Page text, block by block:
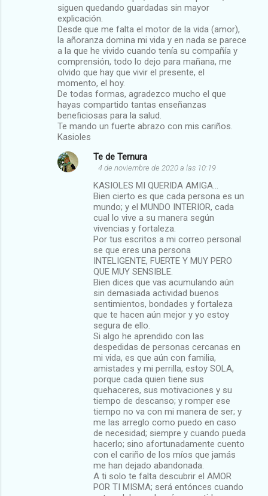
siguen quedando guardadas sin mayor
explicación.
Desde que me falta el motor de la vida (amor),
la añoranza domina mi vida y en nada se parece
a la que he vivido cuando tenía su compañía y
comprensión, todo lo dejo para mañana, me
olvido que hay que vivir el presente, el
momento, el hoy.
De todas formas, agradezco mucho el que
hayas compartido tantas enseñanzas
beneficiosas para la salud.
Te mando un fuerte abrazo con mis cariños.
Kasioles
Te de Ternura
4 de noviembre de 2020 a las 10:19
KASIOLES MI QUERIDA AMIGA...
Bien cierto es que cada persona es un
mundo; y el MUNDO INTERIOR, cada
cual lo vive a su manera según
vivencias y fortaleza.
Por tus escritos a mi correo personal
se que eres una persona
INTELIGENTE, FUERTE Y MUY PERO
QUE MUY SENSIBLE.
Bien dices que vas acumulando aún
sin demasiada actividad buenos
sentimientos, bondades y fortaleza
que te hacen aún mejor y yo estoy
segura de ello.
Si algo he aprendido con las
despedidas de personas cercanas en
mi vida, es que aún con familia,
amistades y mi perrilla, estoy SOLA,
porque cada quien tiene sus
quehaceres, sus motivaciones y su
tiempo de descanso; y romper ese
tiempo no va con mi manera de ser; y
me las arreglo como puedo en caso
de necesidad; siempre y cuando pueda
hacerlo; sino afortunadamente cuento
con el cariño de los míos que jamás
me han dejado abandonada.
A ti solo te falta descubrir el AMOR
POR TI MISMA; será entónces cuando